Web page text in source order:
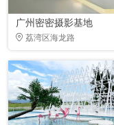
广州密密摄影基地
荔湾区海龙路